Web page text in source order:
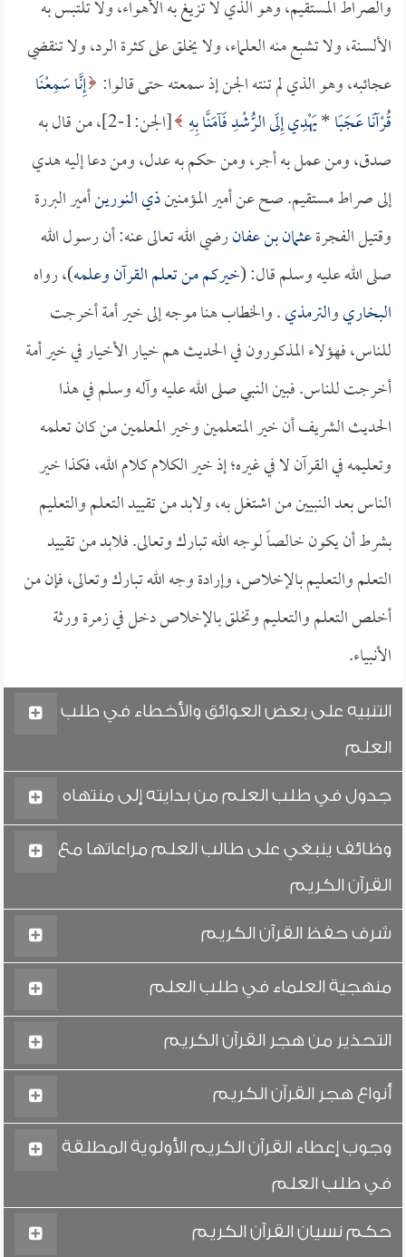
والصراط المستقيم، وهو الذي لا تزيغ به الأهواء، ولا تلتبس به
الألسنة، ولا تشبع منه العلماء، ولا يخلق على كثرة الرد، ولا تنقضي
عجائبه، وهو الذي لم تنته الجن إذ سمعته حتى قالوا: إِنَّا سَمِعْنَا
قُرْآنًا عَجَبًا*يَهْدِي إِلَى الرُّشْدِ فَآمَنَّا بِهِ
[الجن:1-2]، من قال به
صدق، ومن عمل به أجر، ومن حكم به عدل، ومن دعا إليه هدي
إلى صراط مستقيم. صح عن أمير المؤمنينذي النورينأمير البررة
وقتيل الفجرةعثمان بن عفانرضي الله تعالى عنه: أن رسول الله
صلى الله عليه وسلم قال: (خيركم من تعلم القرآن وعلمه)، رواه
البخاريوالترمذي. والخطاب هنا موجه إلى خير أمة أخرجت
للناس، فهؤلاء المذكورون في الحديث هم خيار الأخيار في خير أمة
أخرجت للناس. فبين النبي صلى الله عليه وآله وسلم في هذا
الحديث الشريف أن خير المتعلمين وخير المعلمين من كان تعلمه
وتعليمه في القرآن لا في غيره؛ إذ خير الكلام كلام الله، فكذا خير
الناس بعد النبيين من اشتغل به، ولابد من تقييد التعلم والتعليم
بشرط أن يكون خالصاً لوجه الله تبارك وتعالى. فلابد من تقييد
التعلم والتعليم بالإخلاص، وإرادة وجه الله تبارك وتعالى، فإن من
أخلص التعلم والتعليم وتخلق بالإخلاص دخل في زمرة ورثة
الأنبياء.
التنبيه على بعض العوائق والأخطاء في طلب
العلم
جدول في طلب العلم من بدايته إلى منتهاه
وظائف ينبغي على طالب العلم مراعاتها مع
القرآن الكريم
شرف حفظ القرآن الكريم
منهجية العلماء في طلب العلم
التحذير من هجر القرآن الكريم
أنواع هجر القرآن الكريم
وجوب إعطاء القرآن الكريم الأولوية المطلقة
في طلب العلم
حكم نسيان القرآن الكريم